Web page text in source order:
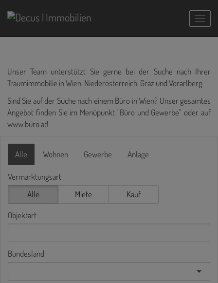
Unser Team unterstützt Sie gerne bei der Suche nach Ihrer
Traumimmobilie in Wien, Niederösterreich, Graz und Vorarlberg.
Sind Sie auf der Suche nach einem Büro in Wien? Unser gesamtes
Angebot finden Sie im Menüpunkt "Büro und Gewerbe" oder auf
www.büro.at!
Alle Wohnen Gewerbe Anlage
Vermarktungsart
Alle
Miete Kauf
Objektart
Bundesland